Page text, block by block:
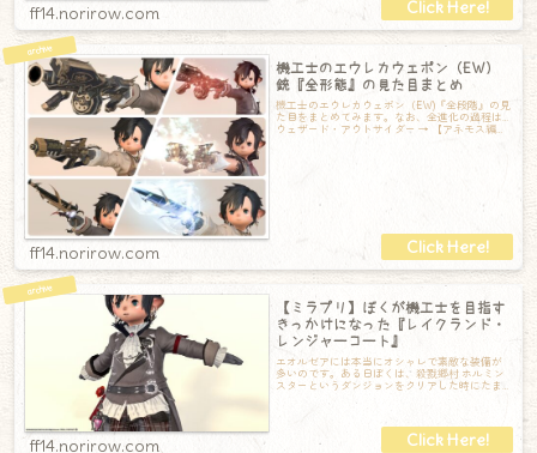
ff14.norirow.com
機工士のエウレカウェポン（EW）
銃『全形態』の見た目まとめ
機工士のエウレカウェポン（EW)『全段階』の見
た目をまとめてみます。なお、全進化の過程は…
ウェザード・アウトサイダー → 【アネモス編】
ff14.norirow.com
【ミラプリ】ぼくが機工士を目指す
きっかけになった『レイクランド・
レンジャーコート』
エオルゼアには本当にオシャレで素敵な装備が
多いのです。ある日ぼくは、殺戮郷村 ホルミン
スターというダンジョンをクリアした時にたま
ff14.norirow.com